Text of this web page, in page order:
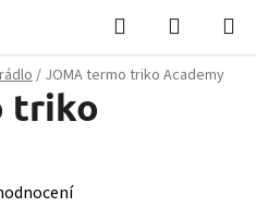
Hledat
KOŠÍK
/ JOMA termo triko Academy
triko